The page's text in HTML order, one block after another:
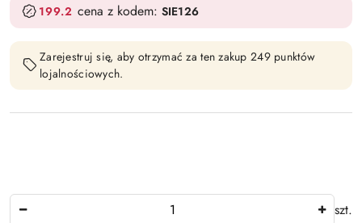
199.2 cena z kodem: SIE126
Zarejestruj się, aby otrzymać za ten zakup 249 punktów
lojalnościowych.
szt.